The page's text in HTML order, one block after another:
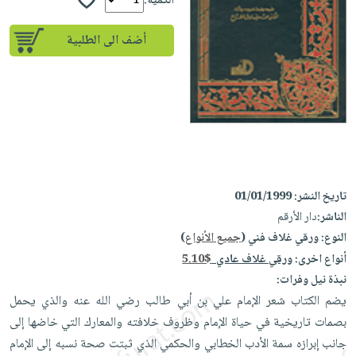
إختياراتنا
كتب
أكاديمية
صندوق
القراءة
iKitab
بلا
حدود
أسئلة
يتكرر
على
Android
تحميل
iKitab
على
Apple
أسئلة
يتكرر
طرحها
تحميل
masmu3
على
masmu3
على
Apple
المواضيع
الأكثر
مبيعاً
إختياراتنا
وسائل
القراءة
جوائز
تعليمية
الصحة
والعناية
الشخصية
جديد
العناية
الشخصية
العناية
وتصفيف
الشعر
العناية
بالجسم
المطبخ
والسفرة
جديد
الكل
أواني
الطهي
أدوات
متجر
الهدايا
أقسام
أضف الى الطلبية
تاريخ النشر:01/01/1999
الناشر:دار الأرقم
النوع:ورقي غلاف فني (جميع الأنواع)
أنواع اخرى:ورقي غلاف عادي5.10$
نبذة نيل وفرات:
يضم الكتاب شعر الإمام علي بن أبي طالب رضي الله عنه والذي يحمل
بصمات تاريخية في حياة الإمام وظروف خلافته والمعارك التي خاضها إلى
جانب إبرازه سمة الأدب الخطابي والحكمي الذي ثبتت صحة نسبه إلى الإمام